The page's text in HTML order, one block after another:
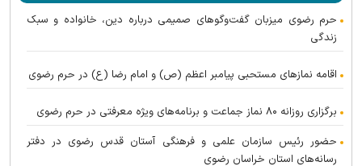
حرم رضوی میزبان گفت‌و‌گو‌های صمیمی درباره دین، خانواده و سبک
زندگی
اقامه نماز‌های مستحبی پیامبر اعظم (ص) و امام رضا (ع) در حرم رضوی
برگزاری روزانه ۸۰ نماز جماعت و برنامه‌های ویژه معرفتی در حرم رضوی
حضور رئیس سازمان علمی و فرهنگی آستان قدس رضوی در دفتر
رسانه‌های استان خراسان رضوی